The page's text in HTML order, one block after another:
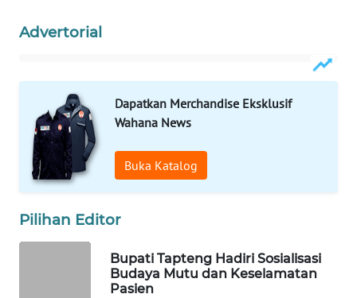
Advertorial
Dapatkan Merchandise Eksklusif
Wahana News
Buka Katalog
Pilihan Editor
Bupati Tapteng Hadiri Sosialisasi
Budaya Mutu dan Keselamatan
Pasien
PERSONA
OTOMOTIF
WAHANA
HEALTH
WAHANA
WISATA